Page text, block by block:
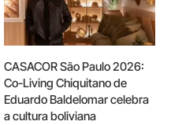
CASACOR São Paulo 2026:
Co-Living Chiquitano de
Eduardo Baldelomar celebra
a cultura boliviana